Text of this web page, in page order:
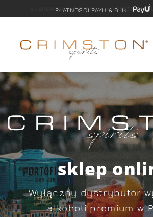
BEZPŁATNA DOSTAWA DLA ZAMÓWIEŃ
PŁATNOŚCI PAYU & BLIK
sklep
Wyłączny dystrybutor
alkoholi premium w